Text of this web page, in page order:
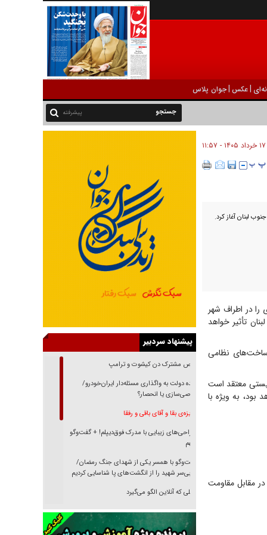
|عکس |جوان پلاس
پیشرفته
۱۷ خرداد ۱۴۰۵ - ۱۱:۵۷
لبنان آغاز کرد.
را در اطراف شهر
تأثیر خواهد
نظامی
معتقد است
به ویژه با
مقابل مقاومت
پیشنهاد سردبیر
رقص مشترک دن کیشوت و ترامپ
دنده دولت به واگذاری مسئله‌دار ایران‌خودرو/
خصوصی‌سازی یا انحصار؟
غریزه‌ی بقا و آقای باقی و رفقا
جراحی‌های زیبایی با مدرک فوق‌دیپلم! + گفت‌وگو
با متهم
گفت‌وگو با همسر یکی از شهدای جنگ رمضان/
پیکر بی‌سر شهید را از انگشت‌های پا شناسایی کردیم
نسلی که آنلاین الگو می‌گیرد
گفت‌وگو با آیت‌الله جاودان/ جفای مخالفان مکانت
معنوی رهبر شهید را ارتقا می‌داد